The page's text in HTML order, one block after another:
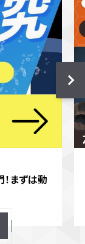
まずは動